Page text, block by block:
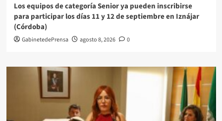
Los equipos de categoría Senior ya pueden inscribirse
para participar los días 11 y 12 de septiembre en Iznájar
(Córdoba)
GabinetedePrensa agosto 8, 2026 0